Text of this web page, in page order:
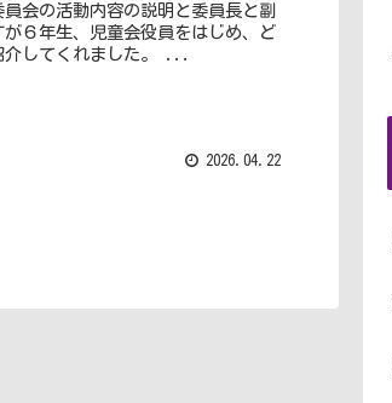
会の活動内容の説明と委員長と副
６年生、児童会役員をはじめ、ど
介してくれました。 ...
2026.04.22